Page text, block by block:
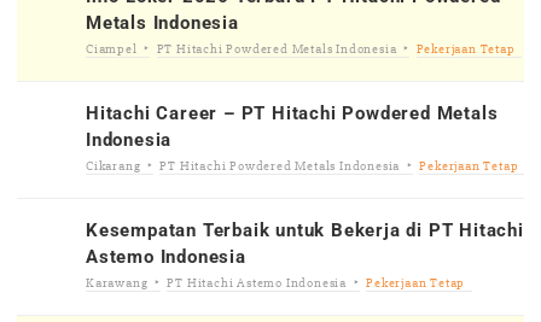
Metals Indonesia
Ciampel PT Hitachi Powdered Metals Indonesia Pekerjaan Tetap
Hitachi Career – PT Hitachi Powdered Metals
Indonesia
Cikarang PT Hitachi Powdered Metals Indonesia Pekerjaan Tetap
Kesempatan Terbaik untuk Bekerja di PT Hitachi
Astemo Indonesia
Karawang PT Hitachi Astemo Indonesia Pekerjaan Tetap